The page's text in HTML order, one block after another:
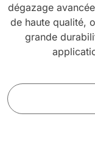
dégazage
de haute qualité,
grande